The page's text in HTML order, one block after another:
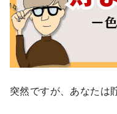
突然ですが、あなたは